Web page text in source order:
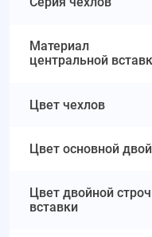
Материал
центральной
Цвет чехлов
Цвет основной
Цвет двойной
вставки